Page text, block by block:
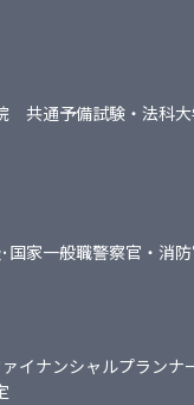
共通予備試験・法科
国家一般職警察官・消
イナンシャルプランナ